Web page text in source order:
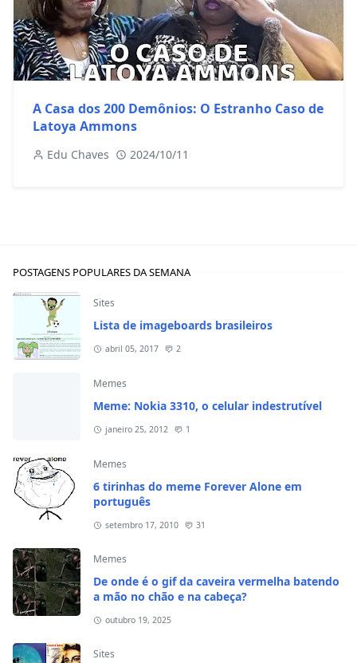
A Casa dos 200 Demônios: O Estranho Caso de
Latoya Ammons
Edu Chaves 2024/10/11
POSTAGENS POPULARES DA SEMANA
Sites
Lista de imageboards brasileiros
abril 05, 2017 2
Memes
Meme: Nokia 3310, o celular indestrutível
janeiro 25, 2012 1
Memes
6 tirinhas do meme Forever Alone em
português
setembro 17, 2010 31
Memes
De onde é o gif da caveira vermelha batendo
a mão no chão e na cabeça?
outubro 19, 2025
Sites